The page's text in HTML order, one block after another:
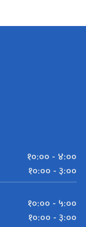
१०:०० - ४:००
१०:०० - ३:००
१०:०० - ५:००
१०:०० - ३:००